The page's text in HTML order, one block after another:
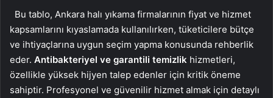
Bu tablo, Ankara halı yıkama firmalarının fiyat ve hizmet
kapsamlarını kıyaslamada kullanılırken, tüketicilere bütçe
ve ihtiyaçlarına uygun seçim yapma konusunda rehberlik
eder. Antibakteriyel ve garantili temizlik hizmetleri,
özellikle yüksek hijyen talep edenler için kritik öneme
sahiptir. Profesyonel ve güvenilir hizmet almak için detaylı